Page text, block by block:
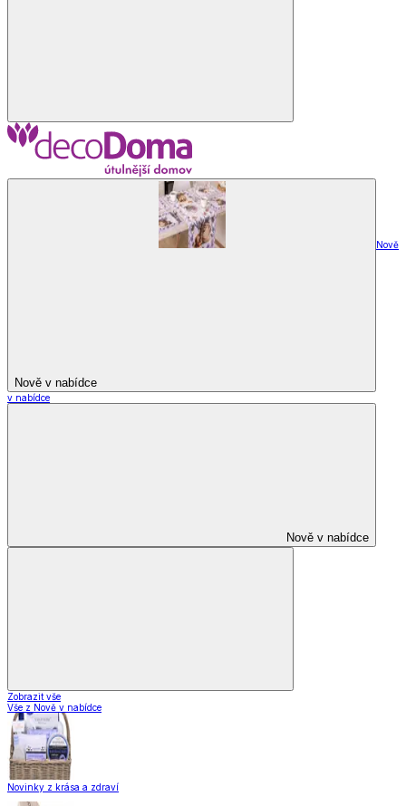
Nově v nabídce
Nově
v nabídce
Nově v nabídce
Zobrazit vše
Vše z Nově v nabídce
Novinky z krása a zdraví